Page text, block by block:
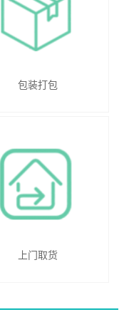
包装打包
上门取货